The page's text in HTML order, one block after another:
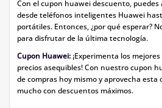
Con el cupon huawei descuento,
desde teléfonos inteligentes Huawei
portátiles. Entonces, ¿por qué esperar?
para disfrutar de la última tecnología.
Cupon Huawei: ¡Experimenta los
precios asequibles! Con nuestro cupon
de compras hoy mismo y aprovecha
mucho con descuentos máximos.